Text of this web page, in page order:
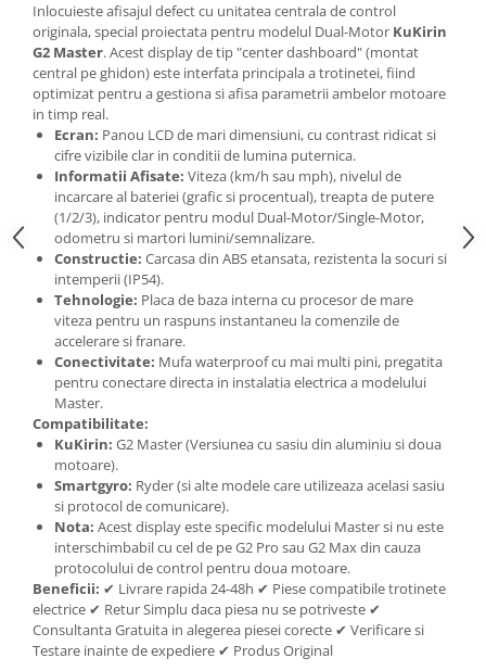
Inlocuieste afisajul defect cu unitatea centrala de control
originala, special proiectata pentru modelul Dual-Motor KuKirin
G2 Master. Acest display de tip "center dashboard" (montat
central pe ghidon) este interfata principala a trotinetei, fiind
optimizat pentru a gestiona si afisa parametrii ambelor motoare
in timp real.
Ecran: Panou LCD de mari dimensiuni, cu contrast ridicat si
cifre vizibile clar in conditii de lumina puternica.
Informatii Afisate: Viteza (km/h sau mph), nivelul de
incarcare al bateriei (grafic si procentual), treapta de putere
(1/2/3), indicator pentru modul Dual-Motor/Single-Motor,
odometru si martori lumini/semnalizare.
Constructie: Carcasa din ABS etansata, rezistenta la socuri si
intemperii (IP54).
Tehnologie: Placa de baza interna cu procesor de mare
viteza pentru un raspuns instantaneu la comenzile de
accelerare si franare.
Conectivitate: Mufa waterproof cu mai multi pini, pregatita
pentru conectare directa in instalatia electrica a modelului
Master.
Compatibilitate:
KuKirin: G2 Master (Versiunea cu sasiu din aluminiu si doua
motoare).
Smartgyro: Ryder (si alte modele care utilizeaza acelasi sasiu
si protocol de comunicare).
Nota: Acest display este specific modelului Master si nu este
interschimbabil cu cel de pe G2 Pro sau G2 Max din cauza
protocolului de control pentru doua motoare.
Beneficii: ✔ Livrare rapida 24-48h ✔ Piese compatibile trotinete
electrice ✔ Retur Simplu daca piesa nu se potriveste ✔
Consultanta Gratuita in alegerea piesei corecte ✔ Verificare si
Testare inainte de expediere ✔ Produs Original